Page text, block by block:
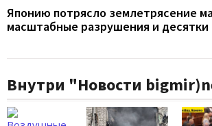
Японию потрясло землетрясение
масштабные разрушения и
Внутри "Новости